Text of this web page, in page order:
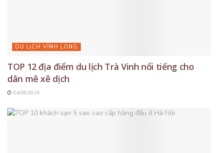
DU LỊCH VĨNH LONG
TOP 12 địa điểm du lịch Trà Vinh nổi tiếng cho
dân mê xê dịch
04/08/2026